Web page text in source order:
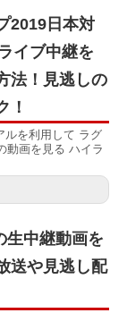
2019日本対
イブ中継を
法！見逃しの
！
ルを利用して ラグ
動画を見る ハイラ
生中継動画を
送や見逃し配